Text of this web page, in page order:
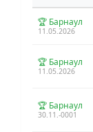
🏆 Барнаул
11.05.2026
🏆 Барнаул
11.05.2026
🏆 Барнаул
30.11.-0001